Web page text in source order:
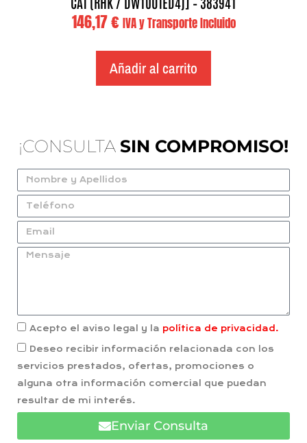
146,17€ IVA y Transporte Incluido
Añadir al carrito
¡CONSULTA SIN COMPROMISO!
Acepto el aviso legal y la política de privacidad.
Deseo recibir información relacionada con los
servicios prestados, ofertas, promociones o
alguna otra información comercial que puedan
resultar de mi interés.
Enviar Consulta